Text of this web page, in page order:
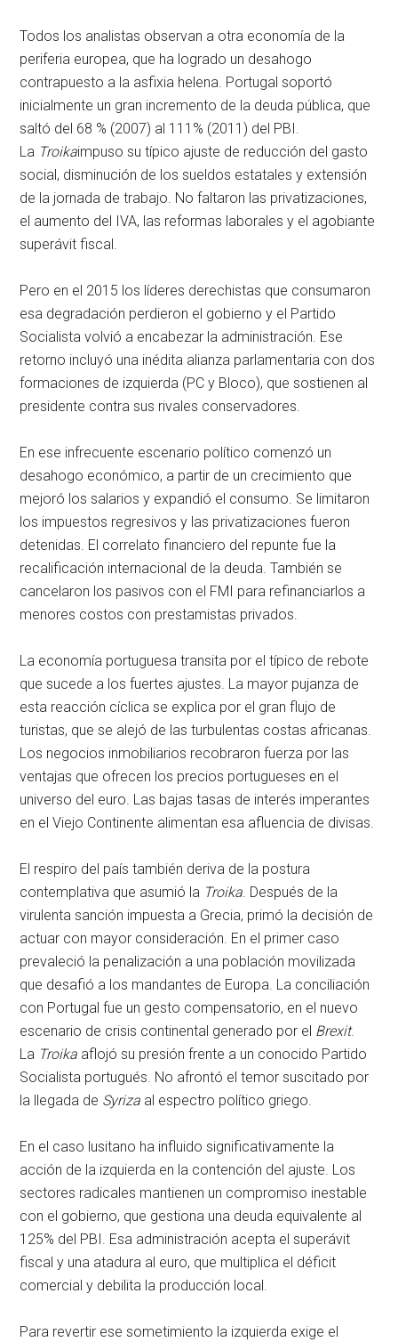
Todos los analistas observan a otra economía de la
periferia europea, que ha logrado un desahogo
contrapuesto a la asfixia helena. Portugal soportó
inicialmente un gran incremento de la deuda pública, que
saltó del 68 % (2007) al 111% (2011) del PBI.
La Troikaimpuso su típico ajuste de reducción del gasto
social, disminución de los sueldos estatales y extensión
de la jornada de trabajo. No faltaron las privatizaciones,
el aumento del IVA, las reformas laborales y el agobiante
superávit fiscal.
Pero en el 2015 los líderes derechistas que consumaron
esa degradación perdieron el gobierno y el Partido
Socialista volvió a encabezar la administración. Ese
retorno incluyó una inédita alianza parlamentaria con dos
formaciones de izquierda (PC y Bloco), que sostienen al
presidente contra sus rivales conservadores.
En ese infrecuente escenario político comenzó un
desahogo económico, a partir de un crecimiento que
mejoró los salarios y expandió el consumo. Se limitaron
los impuestos regresivos y las privatizaciones fueron
detenidas. El correlato financiero del repunte fue la
recalificación internacional de la deuda. También se
cancelaron los pasivos con el FMI para refinanciarlos a
menores costos con prestamistas privados.
La economía portuguesa transita por el típico de rebote
que sucede a los fuertes ajustes. La mayor pujanza de
esta reacción cíclica se explica por el gran flujo de
turistas, que se alejó de las turbulentas costas africanas.
Los negocios inmobiliarios recobraron fuerza por las
ventajas que ofrecen los precios portugueses en el
universo del euro. Las bajas tasas de interés imperantes
en el Viejo Continente alimentan esa afluencia de divisas.
El respiro del país también deriva de la postura
contemplativa que asumió la Troika. Después de la
virulenta sanción impuesta a Grecia, primó la decisión de
actuar con mayor consideración. En el primer caso
prevaleció la penalización a una población movilizada
que desafió a los mandantes de Europa. La conciliación
con Portugal fue un gesto compensatorio, en el nuevo
escenario de crisis continental generado por el Brexit.
La Troika aflojó su presión frente a un conocido Partido
Socialista portugués. No afrontó el temor suscitado por
la llegada de Syriza al espectro político griego.
En el caso lusitano ha influido significativamente la
acción de la izquierda en la contención del ajuste. Los
sectores radicales mantienen un compromiso inestable
con el gobierno, que gestiona una deuda equivalente al
125% del PBI. Esa administración acepta el superávit
fiscal y una atadura al euro, que multiplica el déficit
comercial y debilita la producción local.
Para revertir ese sometimiento la izquierda exige el